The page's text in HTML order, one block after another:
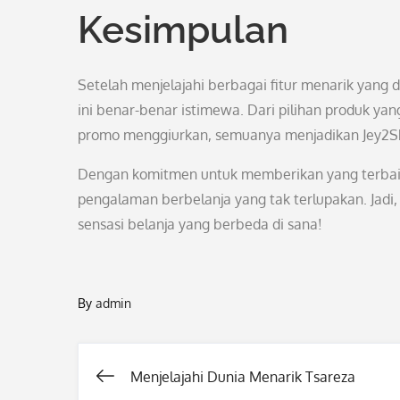
Kesimpulan
Setelah menjelajahi berbagai fitur menarik yang
ini benar-benar istimewa. Dari pilihan produk
promo menggiurkan, semuanya menjadikan
Dengan komitmen untuk memberikan yang
pengalaman berbelanja yang tak terlupakan.
sensasi belanja yang berbeda di sana!
By admin
Menjelajahi Dunia Menarik Tsareza